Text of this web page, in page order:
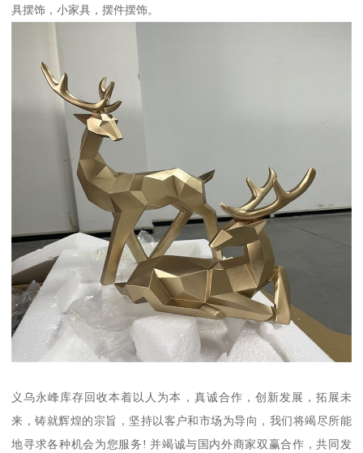
具摆饰，小家具，摆件摆饰。
义乌永峰库存回收本着以人为本，真诚合作，创新发展，拓展未
来，铸就辉煌的宗旨，坚持以客户和市场为导向，我们将竭尽所能
地寻求各种机会为您服务! 并竭诚与国内外商家双赢合作，共同发